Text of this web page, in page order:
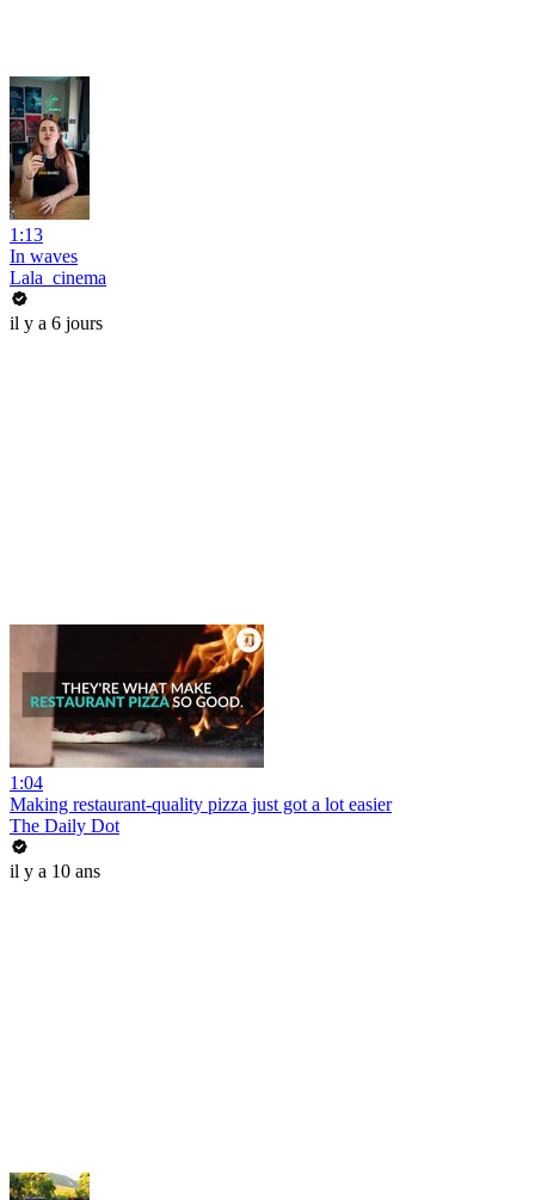
1:13
In waves
Lala_cinema
il y a 6 jours
1:04
Making restaurant-quality pizza just got a lot easier
The Daily Dot
il y a 10 ans